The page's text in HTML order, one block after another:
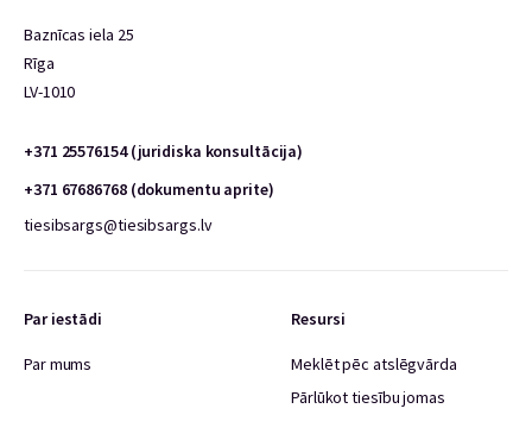
Baznīcas iela 25
Rīga
LV-1010
+371 25576154 (juridiska konsultācija)
+371 67686768 (dokumentu aprite)
tiesibsargs@tiesibsargs.lv
Par iestādi
Par mums
Resursi
Meklēt pēc atslēgvārda
Pārlūkot tiesību jomas